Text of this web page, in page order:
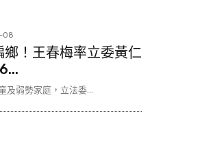
08
！王春梅率立委黃仁
及弱勢家庭，立法委...